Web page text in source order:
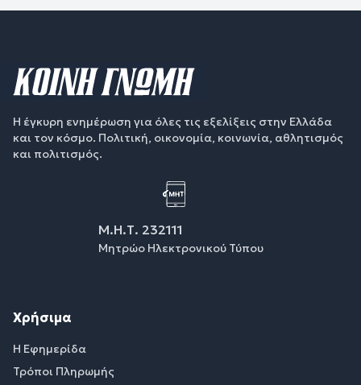
Η έγκυρη ενημέρωση για όλες τις εξελίξεις στην Ελλάδα
και τον κόσμο. Πολιτική, οικονομία, κοινωνία, αθλητισμός
και πολιτισμός.
Μ.Η.Τ. 232111
Μητρώο Ηλεκτρονικού Τύπου
Χρήσιμα
Η Εφημερίδα
Τρόποι Πληρωμής